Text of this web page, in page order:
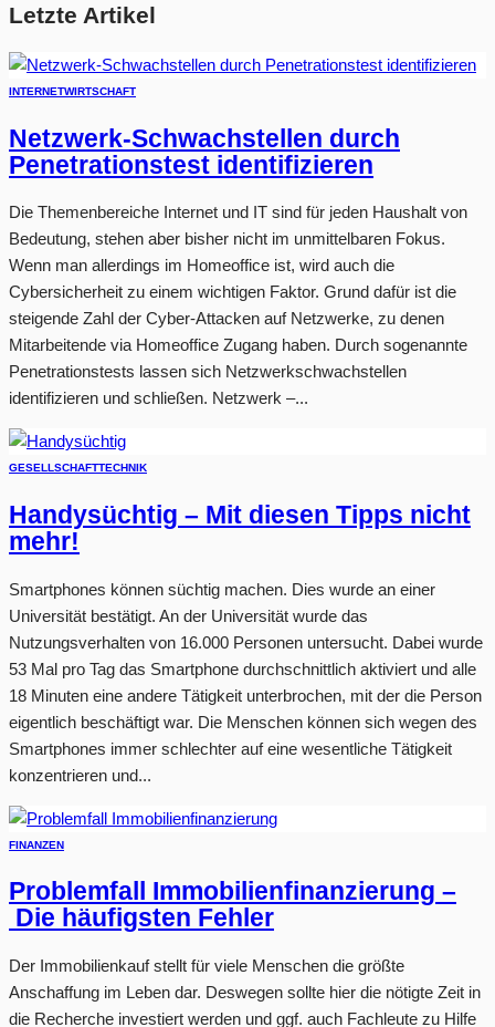
Letzte Artikel
INTERNETWIRTSCHAFT
Netzwerk-Schwachstellen durch
Penetrationstest identifizieren
Die Themenbereiche Internet und IT sind für jeden Haushalt von
Bedeutung, stehen aber bisher nicht im unmittelbaren Fokus.
Wenn man allerdings im Homeoffice ist, wird auch die
Cybersicherheit zu einem wichtigen Faktor. Grund dafür ist die
steigende Zahl der Cyber-Attacken auf Netzwerke, zu denen
Mitarbeitende via Homeoffice Zugang haben. Durch sogenannte
Penetrationstests lassen sich Netzwerkschwachstellen
identifizieren und schließen. Netzwerk –...
GESELLSCHAFTTECHNIK
Handysüchtig – Mit diesen Tipps nicht
mehr!
Smartphones können süchtig machen. Dies wurde an einer
Universität bestätigt. An der Universität wurde das
Nutzungsverhalten von 16.000 Personen untersucht. Dabei wurde
53 Mal pro Tag das Smartphone durchschnittlich aktiviert und alle
18 Minuten eine andere Tätigkeit unterbrochen, mit der die Person
eigentlich beschäftigt war. Die Menschen können sich wegen des
Smartphones immer schlechter auf eine wesentliche Tätigkeit
konzentrieren und...
FINANZEN
Problemfall Immobilienfinanzierung –
Die häufigsten Fehler
Der Immobilienkauf stellt für viele Menschen die größte
Anschaffung im Leben dar. Deswegen sollte hier die nötigte Zeit in
die Recherche investiert werden und ggf. auch Fachleute zu Hilfe